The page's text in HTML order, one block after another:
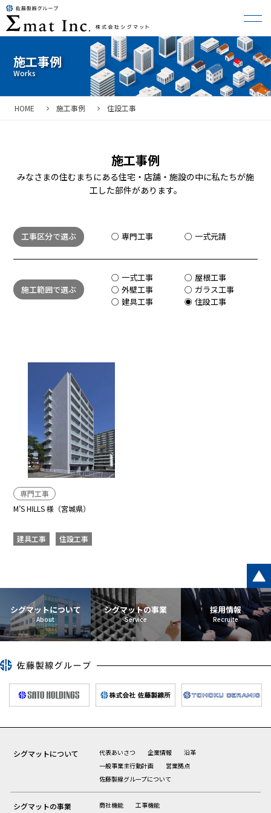
施工事例
HOME 施工事例 住設工事
施工事例
みなさまの住むまちにある住宅・店舗・施設の中に私たちが施
工した部件があります。
工事区分で選ぶ 専門工事 一式元請
施工範囲で選ぶ
一式工事
屋根工事
外壁工事
ガラス工事
建具工事
住設工事
M’S HILLS 様（宮城県）
専門工事
建具工事 住設工事
シグマットについて シグマットの事業 採用情報
シグマットについて 代表あいさつ 企業情報
沿革
一般事業主行動計画
営業拠点
佐藤製線グループについて
シグマットの事業 商社機能 工事機能